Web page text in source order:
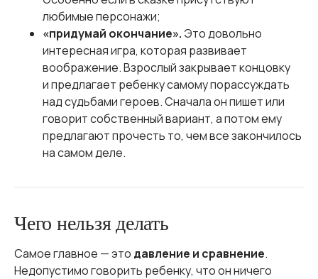
любимые персонажи;
«придумай окончание». Это довольно
интересная игра, которая развивает
воображение. Взрослый закрывает концовку
и предлагает ребенку самому порассуждать
над судьбами героев. Сначала он пишет или
говорит собственный вариант, а потом ему
предлагают прочесть то, чем все закончилось
на самом деле.
Чего нельзя делать
Самое главное — это давление и сравнение.
Недопустимо говорить ребенку, что он ничего